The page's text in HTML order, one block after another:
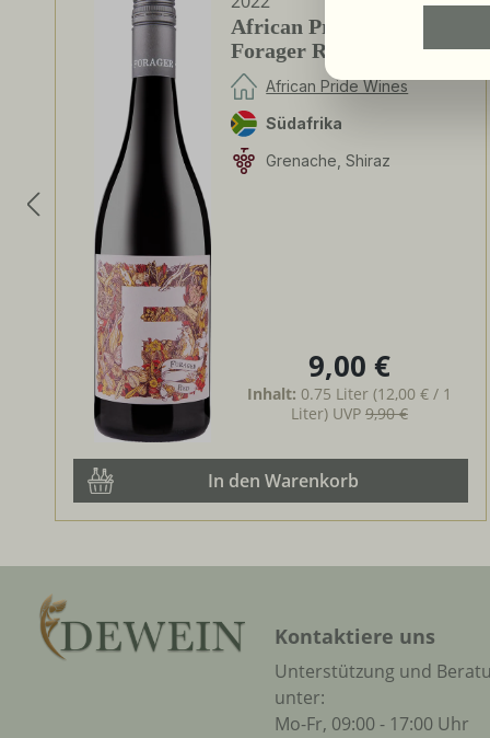
African Pride Wines -
Forager Red - Shiraz /
Grenache
African Pride Wines
Südafrika
Grenache, Shiraz
Regulärer Preis:
9,00 €
Inhalt: 0.75 Liter (12,00 € / 1
Liter) UVP 9,90 €
In den Warenkorb
Kontaktiere uns
Unterstützung und
unter:
Mo-Fr, 09:00 - 17:00 Uhr